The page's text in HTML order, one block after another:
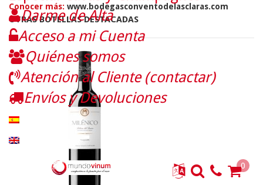
Conocer más: www.bodegasconventodelasclaras.com
OTRAS BOTELLAS DESTACADAS
Darme de Alta
Acceso a mi Cuenta
Quiénes somos
Atención al Cliente (contactar)
Envíos y Devoluciones
0